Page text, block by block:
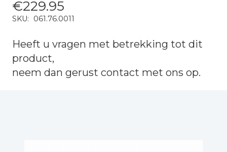
€229.95
SKU: 061.76.0011
Heeft u vragen met betrekking tot dit
product,
neem dan gerust contact met ons op.